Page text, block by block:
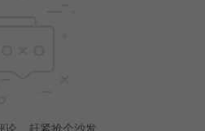
论，赶紧抢个沙发